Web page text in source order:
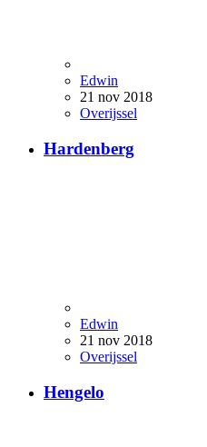
Edwin
21 nov 2018
Overijssel
Hardenberg
Edwin
21 nov 2018
Overijssel
Hengelo